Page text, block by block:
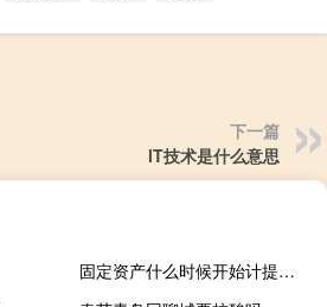
下一篇
lT技术是什么意思
固定资产什么时候开始计提折旧